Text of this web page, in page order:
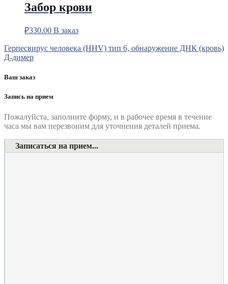
Забор крови
₽330.00 В заказ
Навигация
по
записям
Герпесвирус человека (HHV) тип 6, обнаружение ДНК (кровь)
Д-димер
Ваш заказ
Запись на прием
Пожалуйста, заполните форму, и в рабочее время в течение
часа мы вам перезвоним для уточнения деталей приема.
Записаться на прием...